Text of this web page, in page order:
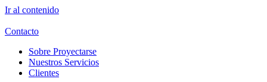
Ir al contenido
Contacto
Sobre Proyectarse
Nuestros Servicios
Clientes